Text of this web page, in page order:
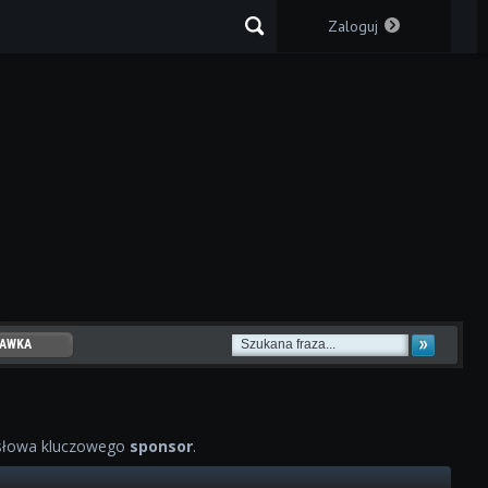
Zaloguj
kluczowego sponsor.